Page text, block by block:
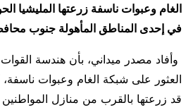
الغام وعبوات ناسفة زرعتها المليشيا
في إحدى المناطق المأهولة جنوب
وأفاد مصدر ميداني، بأن هندسة
العثور على شبكة الغام وعبوات ناسفة،
قد زرعتها بالقرب من منازل